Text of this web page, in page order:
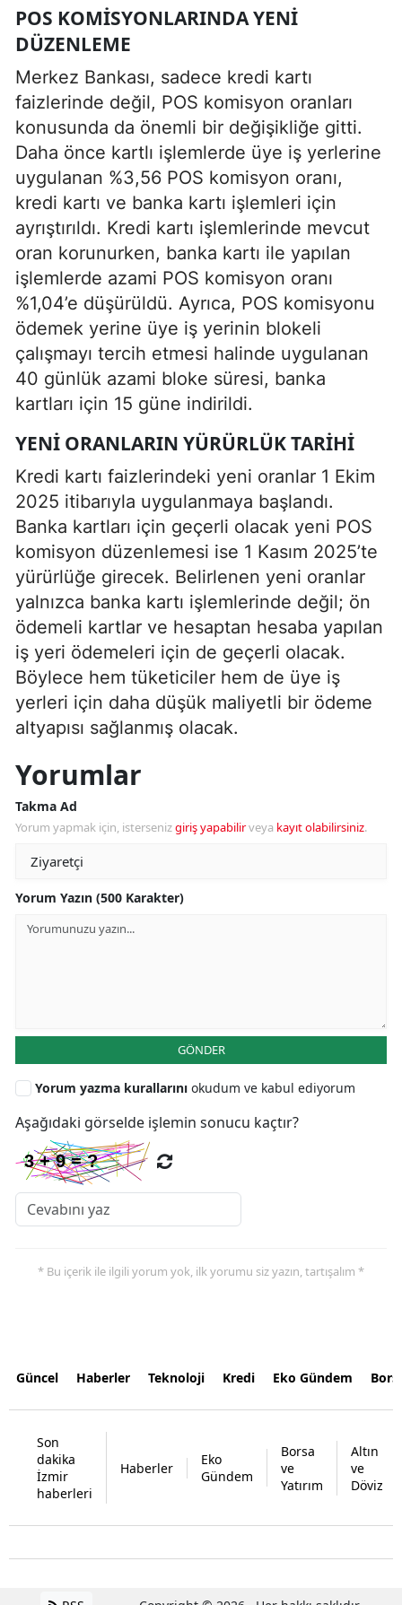
POS KOMISYONLARINDA YENI
DÜZENLEME
Merkez Bankası, sadece kredi kartı
faizlerinde değil, POS komisyon oranları
konusunda da önemli bir değişikliğe gitti.
Daha önce kartlı işlemlerde üye iş yerlerine
uygulanan %3,56 POS komisyon oranı,
kredi kartı ve banka kartı işlemleri için
ayrıştırıldı. Kredi kartı işlemlerinde mevcut
oran korunurken, banka kartı ile yapılan
işlemlerde azami POS komisyon oranı
%1,04’e düşürüldü. Ayrıca, POS komisyonu
ödemek yerine üye iş yerinin blokeli
çalışmayı tercih etmesi halinde uygulanan
40 günlük azami bloke süresi, banka
kartları için 15 güne indirildi.
YENI ORANLARIN YÜRÜRLÜK TARIHI
Kredi kartı faizlerindeki yeni oranlar 1 Ekim
2025 itibarıyla uygulanmaya başlandı.
Banka kartları için geçerli olacak yeni POS
komisyon düzenlemesi ise 1 Kasım 2025’te
yürürlüğe girecek. Belirlenen yeni oranlar
yalnızca banka kartı işlemlerinde değil; ön
ödemeli kartlar ve hesaptan hesaba yapılan
iş yeri ödemeleri için de geçerli olacak.
Böylece hem tüketiciler hem de üye iş
yerleri için daha düşük maliyetli bir ödeme
altyapısı sağlanmış olacak.
Yorumlar
Takma Ad
Yorum yapmak için, istersenizgiriş yapabilirveya kayıt olabilirsiniz.
Yorum Yazın (500 Karakter)
GÖNDER
Yorum yazma kurallarını okudum ve kabul ediyorum
Aşağıdaki görselde işlemin sonucu kaçtır?
* Bu içerik ile ilgili yorum yok, ilk yorumu siz yazın, tartışalım *
Güncel Haberler Teknoloji Kredi Eko Gündem
Son
dakika
İzmir
haberleri
Haberler
Eko
Gündem
Borsa
ve
Yatırım
Altın
ve
Döviz